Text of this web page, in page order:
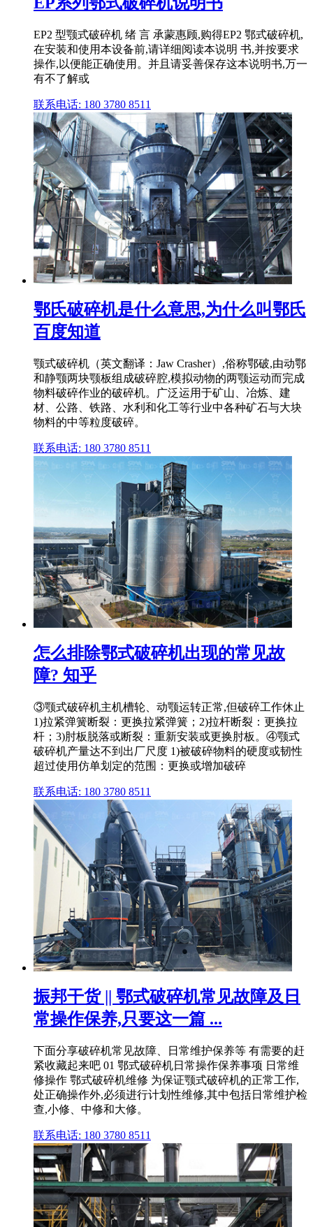
EP2 型颚式破碎机 绪 言 承蒙惠顾,购得EP2 鄂式破碎机,
在安装和使用本设备前,请详细阅读本说明 书,并按要求
操作,以便能正确使用。并且请妥善保存这本说明书,万一
有不了解或
联系电话: 180 3780 8511
鄂氏破碎机是什么意思,为什么叫鄂氏
百度知道
颚式破碎机（英文翻译：Jaw Crasher）,俗称鄂破,由动鄂
和静颚两块颚板组成破碎腔,模拟动物的两颚运动而完成
物料破碎作业的破碎机。广泛运用于矿山、冶炼、建
材、公路、铁路、水利和化工等行业中各种矿石与大块
物料的中等粒度破碎。
联系电话: 180 3780 8511
怎么排除鄂式破碎机出现的常见故
障? 知乎
③颚式破碎机主机槽轮、动颚运转正常,但破碎工作休止
1)拉紧弹簧断裂：更换拉紧弹簧；2)拉杆断裂：更换拉
杆；3)肘板脱落或断裂：重新安装或更换肘板。④颚式
破碎机产量达不到出厂尺度 1)被破碎物料的硬度或韧性
超过使用仿单划定的范围：更换或增加破碎
联系电话: 180 3780 8511
振邦干货 || 鄂式破碎机常见故障及日
常操作保养,只要这一篇 ...
下面分享破碎机常见故障、日常维护保养等 有需要的赶
紧收藏起来吧 01 鄂式破碎机日常操作保养事项 日常维
修操作 鄂式破碎机维修 为保证颚式破碎机的正常工作,
处正确操作外,必须进行计划性维修,其中包括日常维护检
查,小修、中修和大修。
联系电话: 180 3780 8511